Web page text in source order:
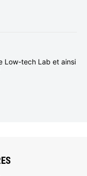
Low-tech Lab et ainsi